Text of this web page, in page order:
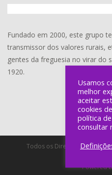
Fundado em 2000, este grupo
transmissor dos valores rurais,
gentes da freguesia no virar do
1920.
Todos os Direitos Reservados
Powered
Usamos
melhor
aceitar
cookies
política
consultar